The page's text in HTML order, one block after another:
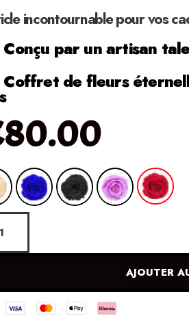
incontournable pour vos
Conçu par un artisan
Coffret de fleurs
80.00
AJOUTER